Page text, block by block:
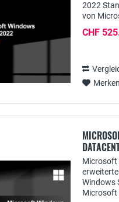
2022
von
CHF
Merken
Microsoft
Windows
Microsoft